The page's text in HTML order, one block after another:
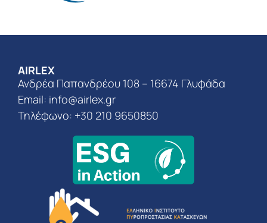
AIRLEX
Ανδρέα Παπανδρέου 108 – 16674 Γλυφάδα
Email: info@airlex.gr
Τηλέφωνο: +30 210 9650850